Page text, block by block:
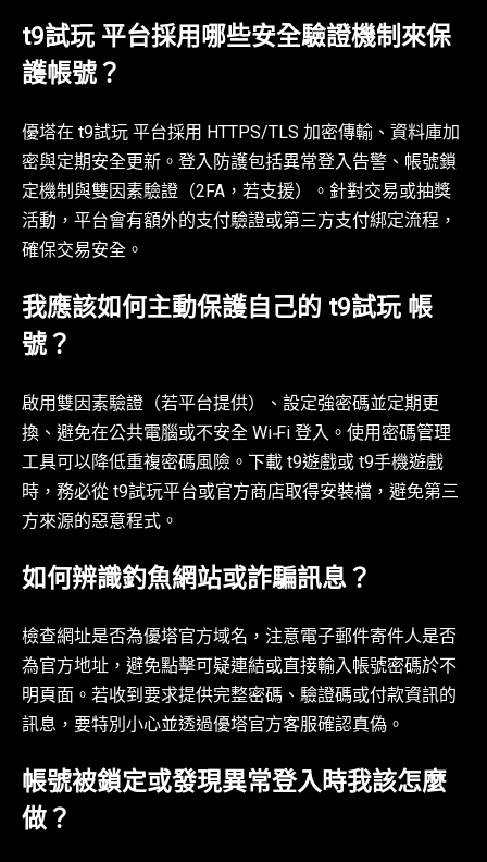
t9試玩 平台採用哪些安全驗證機制來保
護帳號？
優塔在 t9試玩 平台採用 HTTPS/TLS 加密傳輸、資料庫加
密與定期安全更新。登入防護包括異常登入告警、帳號鎖
定機制與雙因素驗證（2FA，若支援）。針對交易或抽獎
活動，平台會有額外的支付驗證或第三方支付綁定流程，
確保交易安全。
我應該如何主動保護自己的 t9試玩 帳
號？
啟用雙因素驗證（若平台提供）、設定強密碼並定期更
換、避免在公共電腦或不安全 Wi‑Fi 登入。使用密碼管理
工具可以降低重複密碼風險。下載 t9遊戲或 t9手機遊戲
時，務必從 t9試玩平台或官方商店取得安裝檔，避免第三
方來源的惡意程式。
如何辨識釣魚網站或詐騙訊息？
檢查網址是否為優塔官方域名，注意電子郵件寄件人是否
為官方地址，避免點擊可疑連結或直接輸入帳號密碼於不
明頁面。若收到要求提供完整密碼、驗證碼或付款資訊的
訊息，要特別小心並透過優塔官方客服確認真偽。
帳號被鎖定或發現異常登入時我該怎麼
做？